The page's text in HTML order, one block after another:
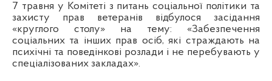
7 травня у Комітеті з питань соціальної політики та
захисту прав ветеранів відбулося засідання
«круглого столу» на тему: «Забезпечення
соціальних та інших прав осіб, які страждають на
психічні та поведінкові розлади і не перебувають у
спеціалізованих закладах».